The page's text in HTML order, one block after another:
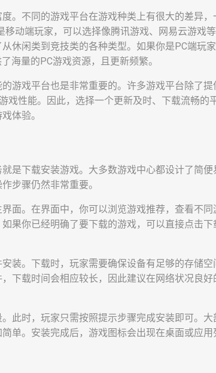
。不同的游戏平台在游戏种类上有很大的差异
动端玩家，可以选择像腾讯游戏、网易云游戏
休闲类到竞技类的各种类型。如果你是PC端玩
海量的PC游戏资源，且更新频繁。
游戏平台也是非常重要的。许多游戏平台除了
戏性能。因此，选择一个更新及时、下载流畅的
体验。
是下载安装游戏。大多数游戏中心都设计了简
步骤仍然非常重要。
面。在界面中，你可以浏览游戏推荐，查看不
果你已经明确了要下载的游戏，可以直接点击
装。下载时，玩家需要确保设备有足够的存储
下载时间会相应较长，因此建议在网络状况良
此时，玩家只需按照提示步骤完成安装即可。
单。安装完成后，游戏图标会出现在桌面或应